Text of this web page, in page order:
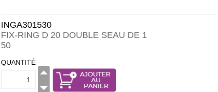
INGA301530
FIX-RING D 20 DOUBLE SEAU DE 1
50
QUANTITÉ